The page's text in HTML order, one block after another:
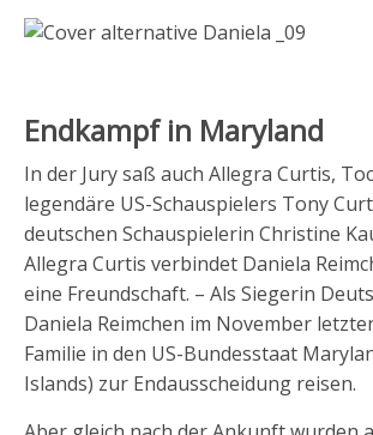
Endkampf in Maryland
In der Jury saß auch Allegra Curtis,
legendäre US-Schauspielers Tony
deutschen Schauspielerin Christine
Allegra Curtis verbindet Daniela
eine Freundschaft. – Als Siegerin
Daniela Reimchen im November
Familie in den US-Bundesstaat
Islands) zur Endausscheidung reisen.